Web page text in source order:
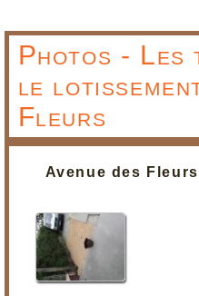
Photos - Les
le
Fleurs
Avenue des Fleurs